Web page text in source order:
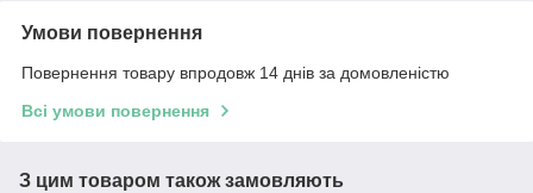
Умови повернення
Повернення товару впродовж 14 днів за домовленістю
Всі умови повернення
З цим товаром також замовляють